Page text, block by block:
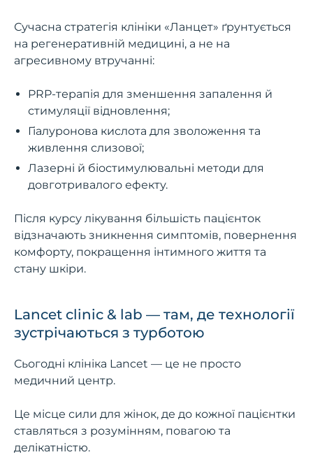
Сучасна стратегія клініки «Ланцет» ґрунтується
на регенеративній медицині, а не на
агресивному втручанні:
PRP-терапія для зменшення запалення й
стимуляції відновлення;
Гіалуронова кислота для зволоження та
живлення слизової;
Лазерні й біостимулювальні методи для
довготривалого ефекту.
Після курсу лікування більшість пацієнток
відзначають зникнення симптомів, повернення
комфорту, покращення інтимного життя та
стану шкіри.
Lancet clinic & lab — там, де технології
зустрічаються з турботою
Сьогодні клініка Lancet — це не просто
медичний центр.
Це місце сили для жінок, де до кожної пацієнтки
ставляться з розумінням, повагою та
делікатністю.